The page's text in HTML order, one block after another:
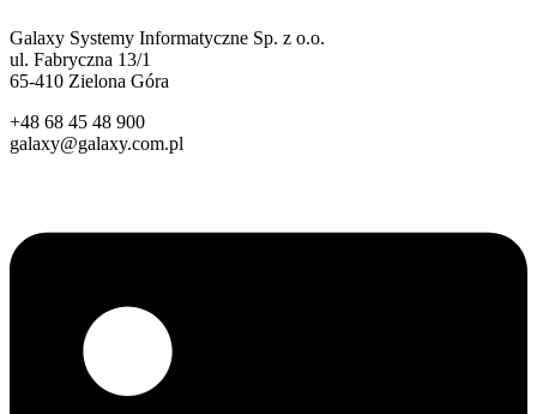
Galaxy Systemy Informatyczne Sp. z o.o.
ul. Fabryczna 13/1
65-410 Zielona Góra
+48 68 45 48 900
galaxy@galaxy.com.pl